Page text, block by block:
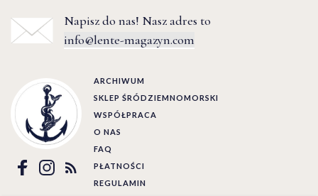
Napisz do nas! Nasz adres to
info@lente-magazyn.com
ARCHIWUM
SKLEP ŚRÓDZIEMNOMORSKI
WSPÓŁPRACA
O NAS
FAQ
PŁATNOŚCI
REGULAMIN